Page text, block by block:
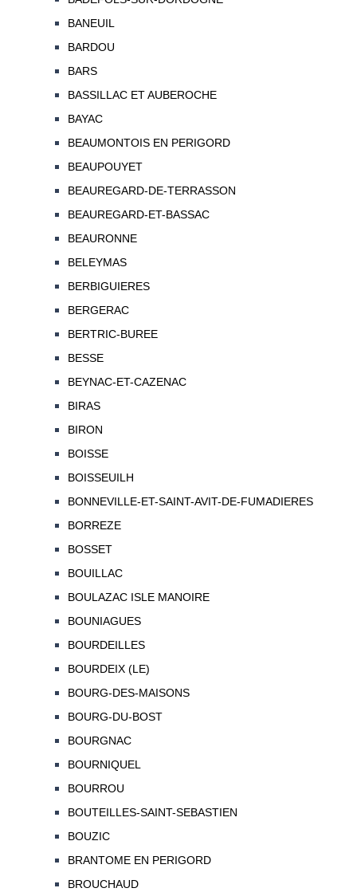
BANEUIL
BARDOU
BARS
BASSILLAC ET AUBEROCHE
BAYAC
BEAUMONTOIS EN PERIGORD
BEAUPOUYET
BEAUREGARD-DE-TERRASSON
BEAUREGARD-ET-BASSAC
BEAURONNE
BELEYMAS
BERBIGUIERES
BERGERAC
BERTRIC-BUREE
BESSE
BEYNAC-ET-CAZENAC
BIRAS
BIRON
BOISSE
BOISSEUILH
BONNEVILLE-ET-SAINT-AVIT-DE-FUMADIERES
BORREZE
BOSSET
BOUILLAC
BOULAZAC ISLE MANOIRE
BOUNIAGUES
BOURDEILLES
BOURDEIX (LE)
BOURG-DES-MAISONS
BOURG-DU-BOST
BOURGNAC
BOURNIQUEL
BOURROU
BOUTEILLES-SAINT-SEBASTIEN
BOUZIC
BRANTOME EN PERIGORD
BROUCHAUD